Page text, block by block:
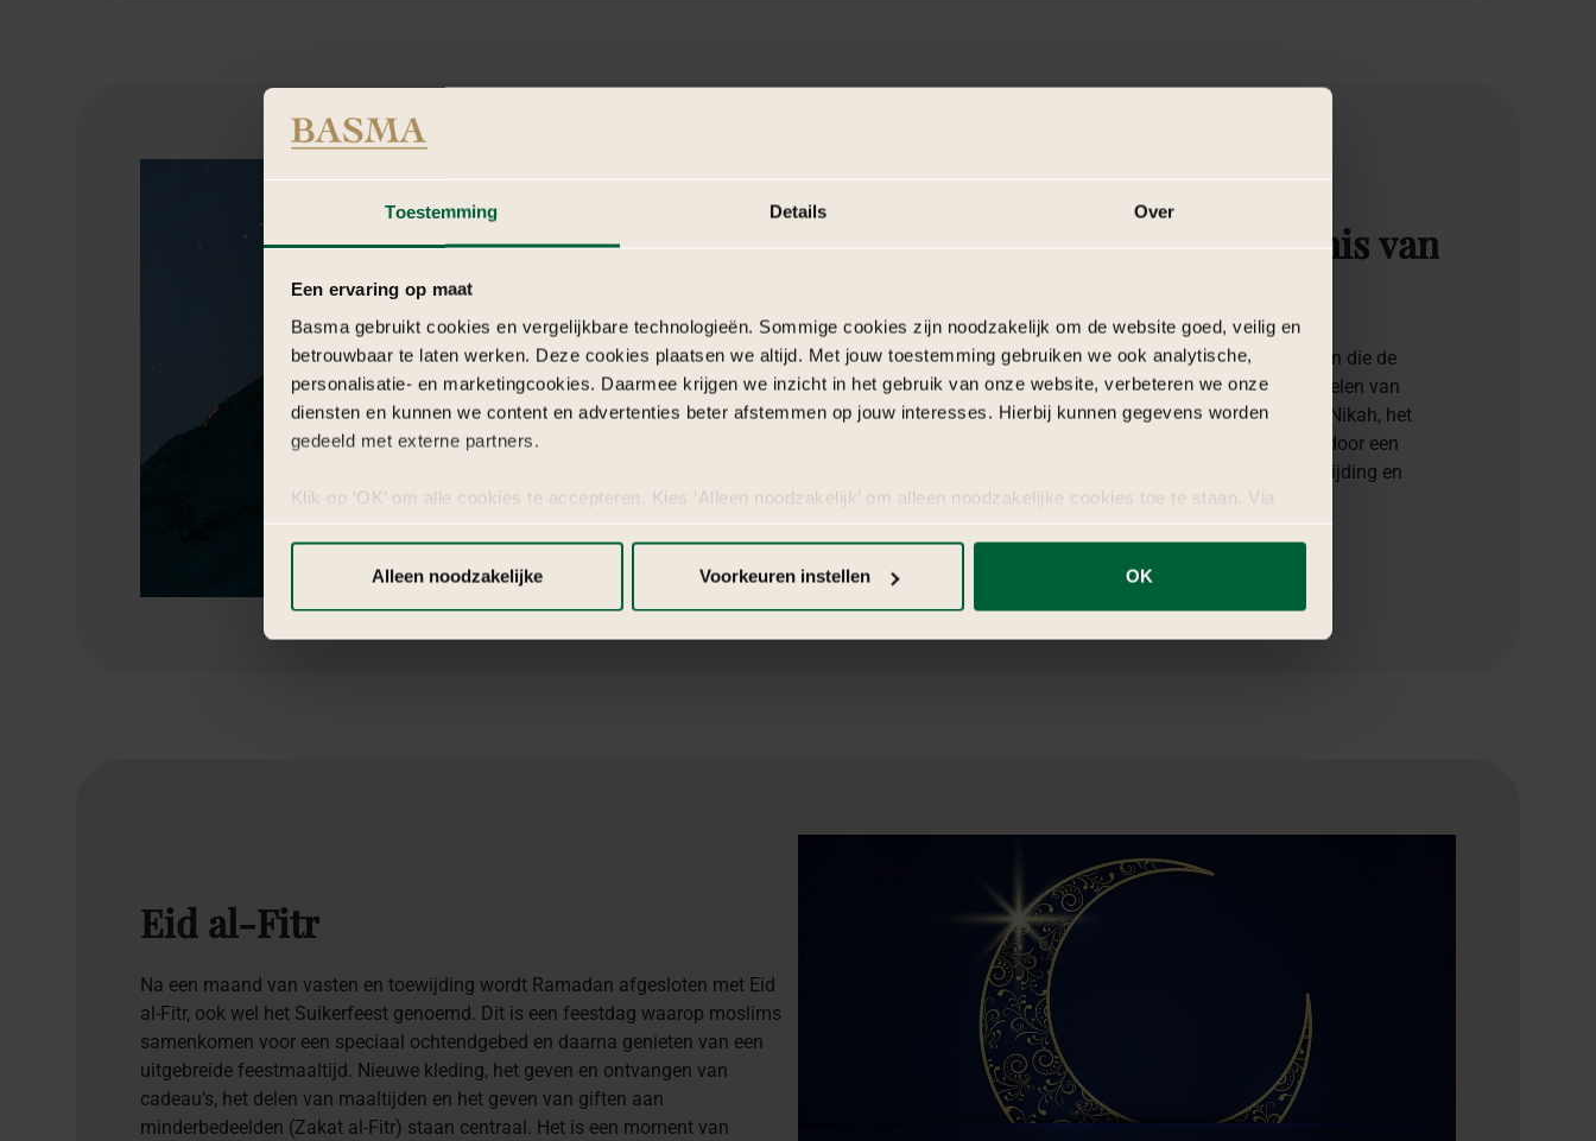
Toestemming Details Over
Een ervaring op maat
Basma gebruikt cookies en vergelijkbare technologieën. Sommige cookies zijn noodzakelijk om de website goed, veilig en
betrouwbaar te laten werken. Deze cookies plaatsen we altijd. Met jouw toestemming gebruiken we ook analytische,
personalisatie- en marketingcookies. Daarmee krijgen we inzicht in het gebruik van onze website, verbeteren we onze
diensten en kunnen we content en advertenties beter afstemmen op jouw interesses. Hierbij kunnen gegevens worden
gedeeld met externe partners.
Klik op ‘OK’ om alle cookies te accepteren. Kies ‘Alleen noodzakelijk’ om alleen noodzakelijke cookies toe te staan. Via
Alleen noodzakelijke
Voorkeuren instellen OK
betekenisvan
In veel geloven zijn huwelijksceremonies vol symbolische rituelen die de
diepgang van de verbintenis benadrukken. Denk aan het uitwisselen van
ringen, het breken van glas in de joodse traditie, de islamitische Nikah, het
Hindoeïstische zevengangenritueel (Saptapadi) of het zegenen door een
priester. Elk van deze rituelen vertelt een verhaal van liefde, toewijding en
eerbied voor het geloof.
Eid al-Fitr
Na een maand van vasten en toewijding wordt Ramadan afgesloten met Eid
al-Fitr, ook wel het Suikerfeest genoemd. Dit is een feestdag waarop moslims
samenkomen voor een speciaal ochtendgebed en daarna genieten van een
uitgebreide feestmaaltijd. Nieuwe kleding, het geven en ontvangen van
cadeau’s, het delen van maaltijden en het geven van giften aan
minderbedeelden (Zakat al-Fitr) staan centraal. Het is een moment van